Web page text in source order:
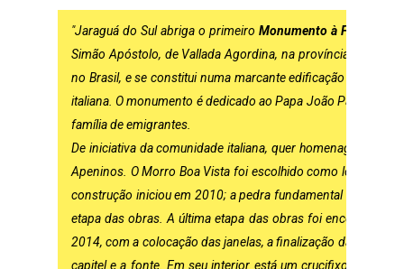
"Jaraguá do Sul abriga o primeiroMonumento à Fé do
Simão Apóstolo, de Vallada Agordina, na província de
no Brasil, e se constitui numa marcante edificação
italiana. O monumento é dedicado ao Papa João Paulo I,
família de emigrantes.
De iniciativa da comunidade italiana, quer homenagear
Apeninos. O Morro Boa Vista foi escolhido como local
construção iniciou em 2010; a pedra fundamental foi
etapa das obras. A última etapa das obras foi encerrada
2014, com a colocação das janelas, a finalização da torre, a
capitel e a fonte. Em seu interior está um crucifixo do ano